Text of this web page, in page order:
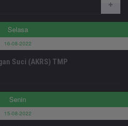
Selasa
16-08-2022
Suci (AKRS) TMP
Senin
15-08-2022